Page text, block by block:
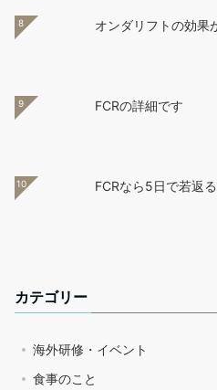
8 オンダリフトの効果
9 FCRの詳細です
10 FCRなら5日で若返る
カテゴリー
海外研修・イベント
食事のこと